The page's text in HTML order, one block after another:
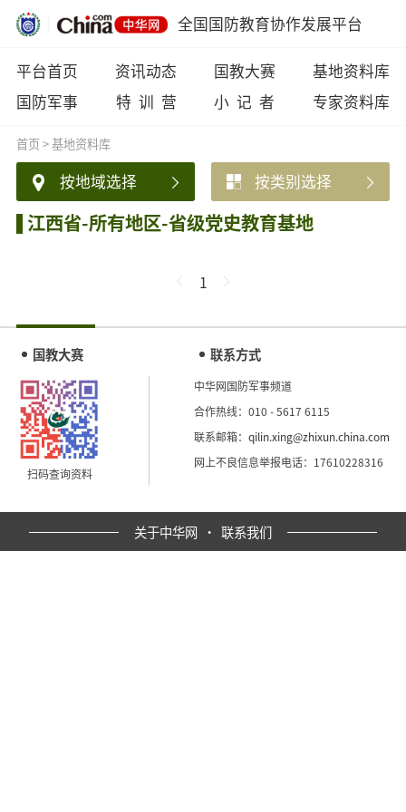
全国国防教育协作发展平台
平台首页 资讯动态 国教大赛
基地资料库
国防军事
特 训 营 小 记 者 专家资料库
首页>基地资料库
按地域选择 按类别选择
江西省-所有地区-省级党史教育基地
1
国教大赛
扫码查询资料
联系方式
中华网国防军事频道
合作热线：010 - 5617 6115
联系邮箱：qilin.xing@zhixun.china.com
网上不良信息举报电话：17610228316
关于中华网 · 联系我们